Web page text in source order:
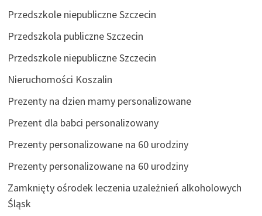
Przedszkole niepubliczne Szczecin
Przedszkola publiczne Szczecin
Przedszkole niepubliczne Szczecin
Nieruchomości Koszalin
Prezenty na dzien mamy personalizowane
Prezent dla babci personalizowany
Prezenty personalizowane na 60 urodziny
Prezenty personalizowane na 60 urodziny
Zamknięty ośrodek leczenia uzależnień alkoholowych
Śląsk